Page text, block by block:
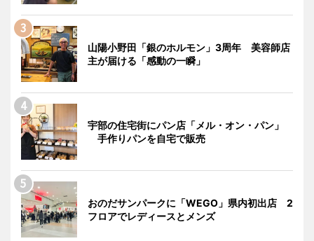
山陽小野田「銀のホルモン」3周年 美容師店
主が届ける「感動の一瞬」
宇部の住宅街にパン店「メル・オン・パン」
手作りパンを自宅で販売
おのだサンパークに「WEGO」県内初出店 2
フロアでレディースとメンズ